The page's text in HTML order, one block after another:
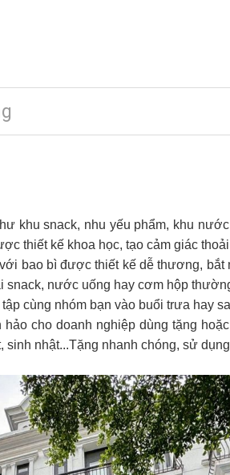
khu snack, nhu yếu phẩm, khu
thiết kế khoa học, tạo cảm giác
bao bì được thiết kế dễ thương,
nước uống hay cơm hộp
cùng nhóm bạn vào buổi trưa hay
cho doanh nghiệp dùng tặng
nhật...Tặng nhanh chóng, sử